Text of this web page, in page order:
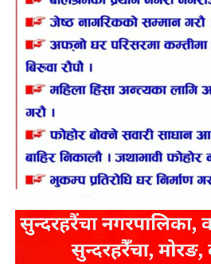
बनाउने ,डिजिटल ,प्रविधिको प्रयोग गरि
छिटो छरितो बनाउने ,वास चेम्बर र फायर
व्यवस्था गर्ने ,प्रत्येक आ व को पौष मसान्त
,कर्मचारी नीतिलाई समय सापेक्ष परिमार्जन
बनाउने पानीको सुद्दता लाइ बिशेस ध्यान दिदै
,सफ्टवेयर को बिकास गरि सहज बिल
बैंकिंग खल्ती बाट भुक्तानी को व्यवस्था गर्ने
श्रोतलाई जगेर्ना गर्न पर्यवरणीय असर र नया
विज्ञ समुहबाट परामर्श लिने लाग्य रहेका छन्
उपाध्यक्षमा दिपक गुरुङ ,सचिवमा उद्दब
सावित्र पोख्रेल ,सहसचिवमा दिनानाथ
कार्की अधिकारी ,लक्ष्मी भण्डारी, मकबुल
खड्का, सिलस उराउ, त्यस्तै लेखा समिति
सदस्यहरुमा कपिल पोख्रेल ,मन्दिरा थापा